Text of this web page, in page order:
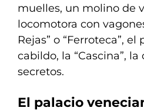
muelles, un molino de
locomotora con
Rejas” o “Ferroteca”,
cabildo, la “Cascina”,
secretos.
El palacio